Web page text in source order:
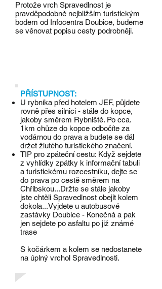
Protože vrch Spravedlnost je
pravděpodobně nejbližším turistickým
bodem od Infocentra Doubice, budeme
se věnovat popisu cesty podrobněji.
PŘÍSTUPNOST:
U rybníka před hotelem JEF, půjdete
rovně přes silnici - stále do kopce,
jakoby směrem Rybniště. Po cca.
1km chůze do kopce odbočíte za
vodárnou do prava a budete se dál
držet žlutého turistického značení.
TIP pro zpáteční cestu: Když sejdete
z vyhlídky zpátky k informační tabuli
a turistickému rozcestníku, dejte se
do prava po cestě směrem na
Chřibskou...Držte se stále jakoby
jste chtěli Spravedlnost obejít kolem
dokola...Vyjdete u autobusové
zastávky Doubice - Konečná a pak
jen sejdete po asfaltu po již známé
trase
S kočárkem a kolem se nedostanete
na úplný vrchol Spravedlnosti.